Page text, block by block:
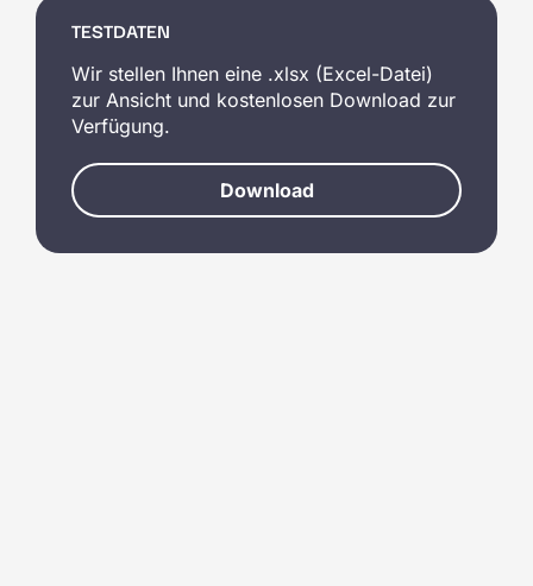
TESTDATEN
Wir stellen Ihnen eine .xlsx (Excel-Datei)
zur Ansicht und kostenlosen Download zur
Verfügung.
Download